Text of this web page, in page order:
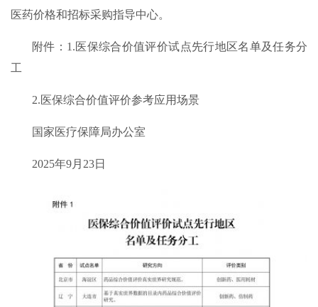
医药价格和招标采购指导中心。
附件：1.医保综合价值评价试点先行地区名单及任务分
工
2.医保综合价值评价参考应用场景
国家医疗保障局办公室
2025年9月23日